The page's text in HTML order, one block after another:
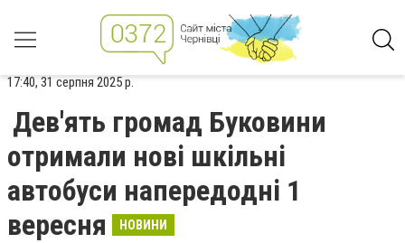
17:40, 31 серпня 2025 р.
Дев'ять громад Буковини
отримали нові шкільні
автобуси напередодні 1
вересня
НОВИНИ